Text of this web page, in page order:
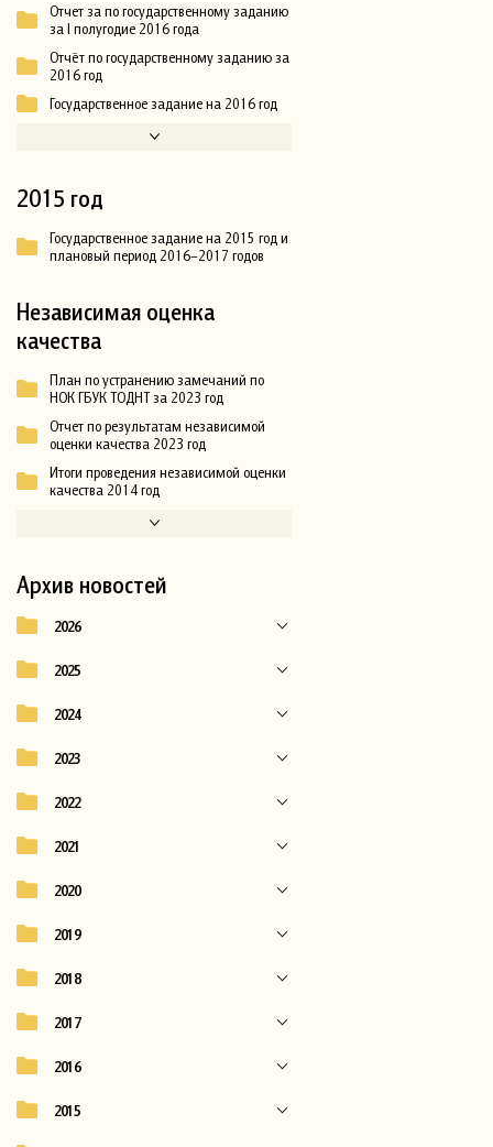
Отчет за по государственному заданию
за I полугодие 2016 года
Отчёт по государственному заданию за
2016 год
Государственное задание на 2016 год
2015 год
Государственное задание на 2015 год и
плановый период 2016–2017 годов
Независимая оценка
качества
План по устранению замечаний по
НОК ГБУК ТОДНТ за 2023 год
Отчет по результатам независимой
оценки качества 2023 год
Итоги проведения независимой оценки
качества 2014 год
Архив новостей
2026
2025
2024
2023
2022
2021
2020
2019
2018
2017
2016
2015